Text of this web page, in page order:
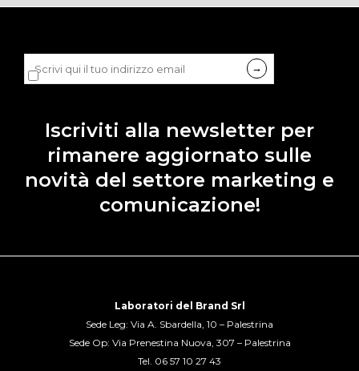
Dichiaro di accettare laprivacy policy
Iscriviti alla newsletter per
rimanere aggiornato sulle
novità del settore marketing e
comunicazione!
Laboratori del Brand Srl
Sede Leg: Via A. Sbardella, 10 – Palestrina
Sede Op: Via Prenestina Nuova, 307 – Palestrina
Tel. 06 57 10 27 43